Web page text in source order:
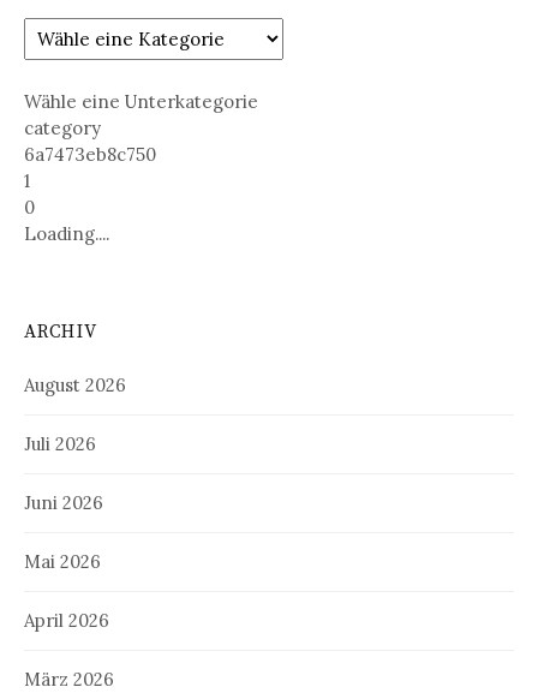
Wähle eine Unterkategorie
category
6a7473eb8c750
1
0
Loading....
ARCHIV
August 2026
Juli 2026
Juni 2026
Mai 2026
April 2026
März 2026